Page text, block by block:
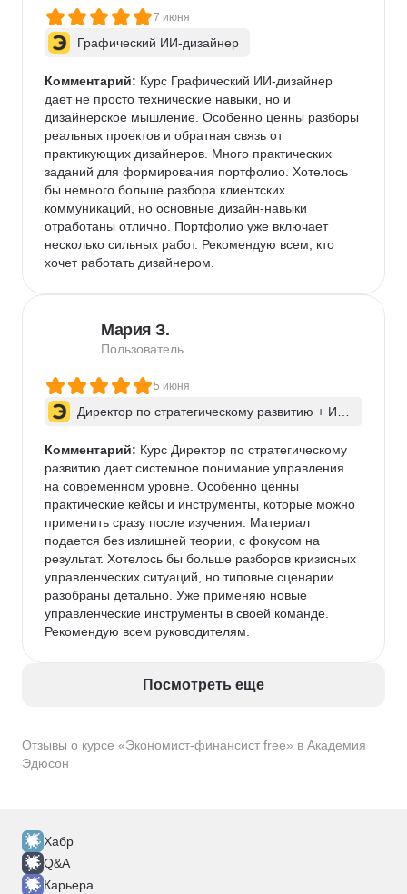
Отзывы о курсе «Экономист-финансист free» в Академия
Эдюсон
7 июня
Графический ИИ-дизайнер
Комментарий: Курс Графический ИИ-дизайнер
дает не просто технические навыки, но и
дизайнерское мышление. Особенно ценны разборы
реальных проектов и обратная связь от
практикующих дизайнеров. Много практических
заданий для формирования портфолио. Хотелось
бы немного больше разбора клиентских
коммуникаций, но основные дизайн-навыки
отработаны отлично. Портфолио уже включает
несколько сильных работ. Рекомендую всем, кто
хочет работать дизайнером.
Мария З.
Пользователь
5 июня
Директор по стратегическому развитию + ИИ
Комментарий: Курс Директор по стратегическому
развитию дает системное понимание управления
на современном уровне. Особенно ценны
практические кейсы и инструменты, которые можно
применить сразу после изучения. Материал
подается без излишней теории, с фокусом на
результат. Хотелось бы больше разборов кризисных
управленческих ситуаций, но типовые сценарии
разобраны детально. Уже применяю новые
управленческие инструменты в своей команде.
Рекомендую всем руководителям.
Посмотреть еще
Хабр
Q&A
Карьера